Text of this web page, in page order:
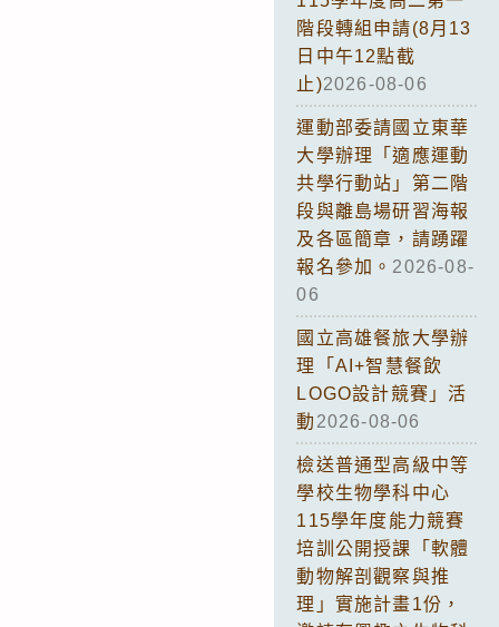
階段轉組申請(8月13
日中午12點截
止)2026-08-06
運動部委請國立東華
大學辦理「適應運動
共學行動站」第二階
段與離島場研習海報
及各區簡章，請踴躍
報名參加。 2026-08-
06
國立高雄餐旅大學辦
理「AI+智慧餐飲
LOGO設計競賽」活
動 2026-08-06
檢送普通型高級中等
學校生物學科中心
115學年度能力競賽
培訓公開授課「軟體
動物解剖觀察與推
理」實施計畫1份，